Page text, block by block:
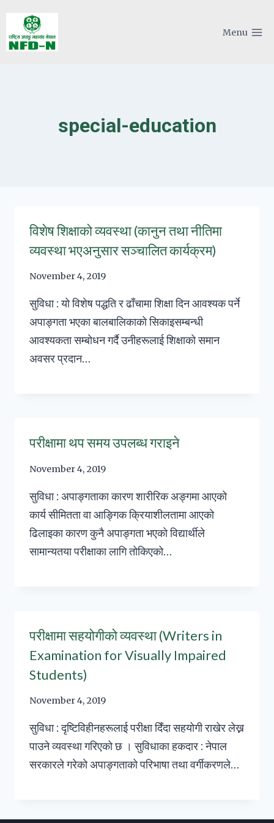
content
Menu
special-education
विशेष शिक्षाको व्यवस्था (कानुन तथा नीतिमा
व्यवस्था भएअनुसार सञ्चालित कार्यक्रम)
November 4, 2019
सुविधा : यो विशेष पद्धति र ढाँचामा शिक्षा दिन आवश्यक पर्ने
अपाङ्गता भएका बालबालिकाको सिकाइसम्बन्धी
आवश्यकता सम्बोधन गर्दै उनीहरूलाई शिक्षाको समान
अवसर प्रदान…
परीक्षामा थप समय उपलब्ध गराइने
November 4, 2019
सुविधा : अपाङ्गताका कारण शारीरिक अङ्गमा आएको
कार्य सीमितता वा आङ्गिक क्रियाशीलतामा आएको
ढिलाइका कारण कुनै अपाङ्गता भएको विद्यार्थीले
सामान्यतया परीक्षाका लागि तोकिएको…
परीक्षामा सहयोगीको व्यवस्था (Writers in
Examination for Visually Impaired
Students)
November 4, 2019
सुविधा : दृष्टिविहीनहरूलाई परीक्षा दिँदा सहयोगी राखेर लेख्न
पाउने व्यवस्था गरिएको छ । सुविधाका हकदार : नेपाल
सरकारले गरेको अपाङ्गताको परिभाषा तथा वर्गीकरणले…